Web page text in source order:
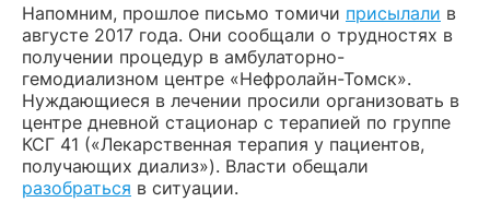
Напомним, прошлое письмо томичи присылали в
августе 2017 года. Они сообщали о трудностях в
получении процедур в амбулаторно-
гемодиализном центре «Нефролайн-Томск».
Нуждающиеся в лечении просили организовать в
центре дневной стационар с терапией по группе
КСГ 41 («Лекарственная терапия у пациентов,
получающих диализ»). Власти обещали
разобраться в ситуации.